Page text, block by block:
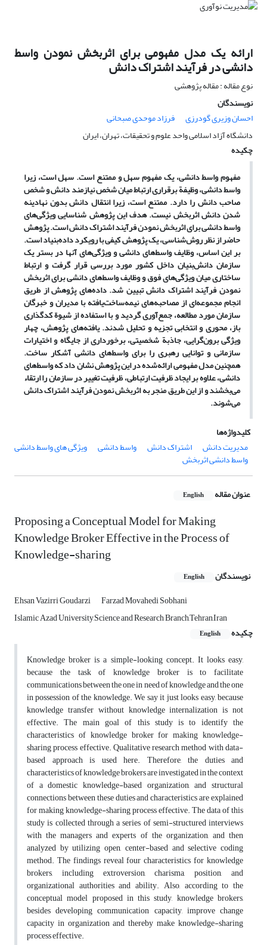
ارائه یک مدل مفهومی برای اثربخش نمودن واسط
دانشی در فرآیند اشتراک دانش
نوع مقاله : مقاله پژوهشی
نویسندگان
احسان وزیری گودرزی
فرزاد موحدی صبحانی
دانشگاه آزاد اسلامی واحد علوم و تحقیقات، تهران، ایران
چکیده
مفهوم واسط دانشی، یک مفهوم سهل و ممتنع است. سهل است، زیرا
واسط دانشی، وظیفة برقراری ارتباط میان شخص نیازمند دانش و شخص
صاحب دانش را دارد. ممتنع است، زیرا انتقال دانش بدون نهادینه
شدن دانش اثربخش نیست. هدف این پژوهش شناسایی ویژگیهای
واسط دانشی برای اثربخش نمودن فرآیند اشتراک دانش است. پژوهش
حاضر از نظر روششناسی، یک پژوهش کیفی با رویکرد دادهبنیاد است.
بر این اساس، وظایف واسطهای دانشی و ویژگیهای آنها در بستر یک
سازمان دانشبنیان داخل کشور مورد بررسی قرار گرفت و ارتباط
ساختاری میان ویژگیهای فوق و وظایف واسطهای دانشی برای اثربخش
نمودن فرآیند اشتراک دانش تبیین شد. دادههای پژوهش از طریق
انجام مجموعهای از مصاحبههای نیمهساختیافته با مدیران و خبرگان
سازمان مورد مطالعه، جمعآوری گردید و با استفاده از شیوة کدگذاری
باز، محوری و انتخابی تجزیه و تحلیل شدند. یافتههای پژوهش، چهار
ویژگی برونگرایی، جاذبة شخصیتی، برخورداری از جایگاه و اختیارات
سازمانی و توانایی رهبری را برای واسطهای دانشی آشکار ساخت.
همچنین مدل مفهومی ارائهشده در این پژوهش نشان داد که واسطهای
دانشی، علاوه بر ایجاد ظرفیت ارتباطی، ظرفیت تغییر در سازمان را ارتقاء
میبخشند و از این طریق منجر به اثربخش نمودن فرآیند اشتراک دانش
میشوند.
کلیدواژه‌ها
مدیریت دانش
اشتراک دانش واسط دانشی ویژگی های واسط دانشی
واسط دانشی اثربخش
عنوان مقاله English
Proposing a Conceptual Model for Making
Knowledge Broker Effective in the Process of
Knowledge-sharing
نویسندگان English
Ehsan Vazirri Goudarzi
Farzad Movahedi Sobhani
Islamic Azad University,Science and Research Branch,Tehran,Iran
چکیده
English
Knowledge broker is a simple-looking concept. It looks easy,
because the task of knowledge broker is to facilitate
communications between the one in need of knowledge and the one
in possession of the knowledge. We say it just looks easy, because
knowledge transfer without knowledge internalization is not
effective. The main goal of this study is to identify the
characteristics of knowledge broker for making knowledge-
sharing process effective. Qualitative research method with data-
based approach is used here. Therefore, the duties and
characteristics of knowledge brokers are investigated in the context
of a domestic knowledge-based organization, and structural
connections between these duties and characteristics are explained
for making knowledge-sharing process effective. The data of this
study is collected through a series of semi-structured interviews
with the managers and experts of the organization, and then
analyzed by utilizing open, center-based and selective coding
method. The findings reveal four characteristics for knowledge
brokers, including extroversion, charisma, position, and
organizational authorities and ability. Also, according to the
conceptual model proposed in this study, knowledge brokers,
besides developing communication capacity, improve change
capacity in organization and thereby make knowledge-sharing
process effective.